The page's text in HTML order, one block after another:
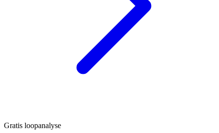
Gratis loopanalyse